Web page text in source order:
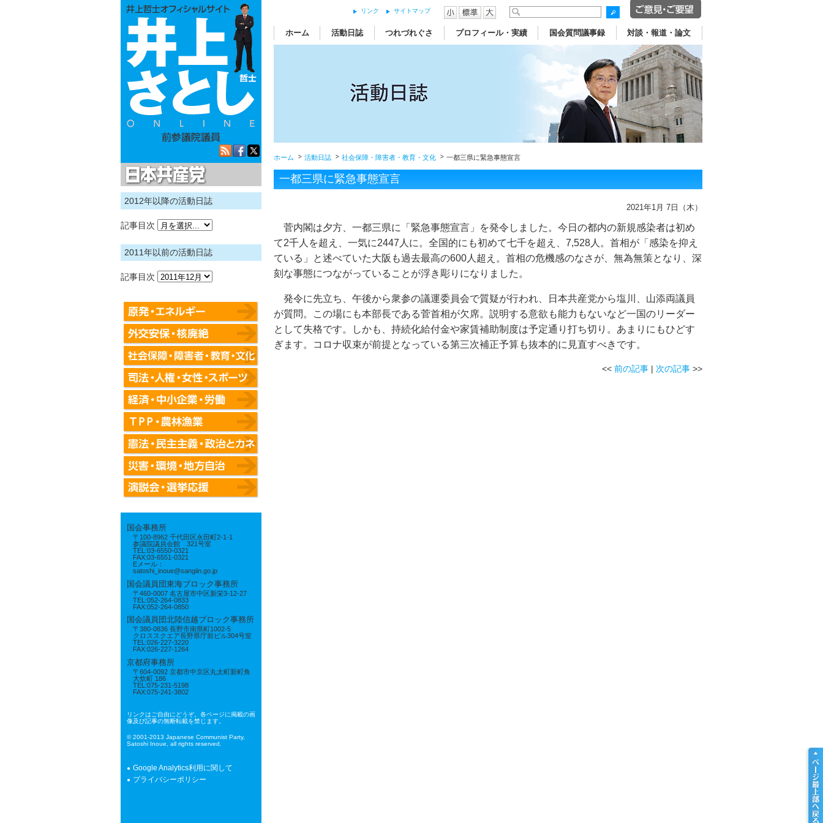
2012年以降の活動日誌
記事目次
2011年以前の活動日誌
記事目次
国会事務所
〒100-8962 千代田区永田町2-1-1
参議院議員会館 321号室
TEL:03-6550-0321
FAX:03-6551-0321
Eメール：
satoshi_inoue@sangiin.go.jp
国会議員団東海ブロック事務所
〒460-0007 名古屋市中区新栄3-12-27
TEL:052-264-0833
FAX:052-264-0850
国会議員団北陸信越ブロック事務所
〒380-0836 長野市南県町1002-5
クロススクエア長野県庁前ビル304号室
TEL:026-227-3220
FAX:026-227-1264
京都府事務所
〒604-0092 京都市中京区丸太町新町角
大炊町 186
TEL:075-231-5198
FAX:075-241-3802
リンクはご自由にどうぞ。各ページに掲載の画
像及び記事の無断転載を禁じます。
© 2001-2013 Japanese Communist Party,
Satoshi Inoue, all rights reserved.
Google Analytics利用に関して
プライバシーポリシー
リンク サイトマップ
ホーム 活動日誌 つれづれぐさ プロフィール・実績 国会質問議事録 対談・報道・論文
ホーム 活動日誌 社会保障・障害者・教育・文化 一都三県に緊急事態宣言
一都三県に緊急事態宣言
2021年1月 7日（木）
菅内閣は夕方、一都三県に「緊急事態宣言」を発令しました。今日の都内の新規感染者は初め
て2千人を超え、一気に2447人に。全国的にも初めて七千を超え、7,528人。首相が「感染を抑え
ている」と述べていた大阪も過去最高の600人超え。首相の危機感のなさが、無為無策となり、深
刻な事態につながっていることが浮き彫りになりました。
発令に先立ち、午後から衆参の議運委員会で質疑が行われ、日本共産党から塩川、山添両議員
が質問。この場にも本部長である菅首相が欠席。説明する意欲も能力もないなど一国のリーダー
として失格です。しかも、持続化給付金や家賃補助制度は予定通り打ち切り。あまりにもひどす
ぎます。コロナ収束が前提となっている第三次補正予算も抜本的に見直すべきです。
<< 前の記事 | 次の記事 >>